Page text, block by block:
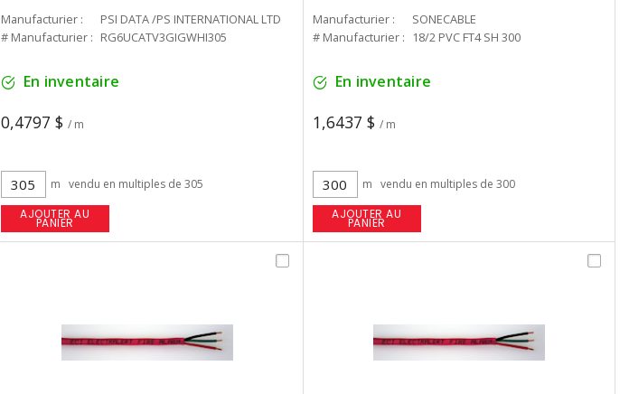
Manufacturier :
PSI DATA /PS INTERNATIONAL LTD
# Manufacturier : RG6UCATV3GIGWHI305
En inventaire
0,4797 $ / m
m vendu en multiples de 305
AJOUTER AU
PANIER
Manufacturier :
SONECABLE
# Manufacturier :
18/2 PVC FT4 SH 300
En inventaire
1,6437 $ / m
m vendu en multiples de 300
AJOUTER AU
PANIER